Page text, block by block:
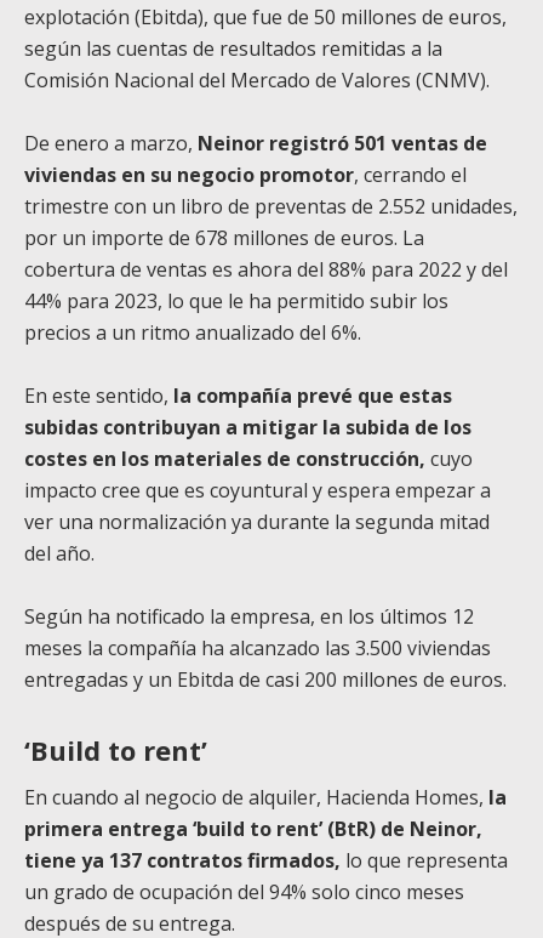
explotación (Ebitda), que fue de 50 millones de euros,
según las cuentas de resultados remitidas a la
Comisión Nacional del Mercado de Valores (CNMV).
De enero a marzo, Neinor registró 501 ventas de
viviendas en su negocio promotor, cerrando el
trimestre con un libro de preventas de 2.552 unidades,
por un importe de 678 millones de euros. La
cobertura de ventas es ahora del 88% para 2022 y del
44% para 2023, lo que le ha permitido subir los
precios a un ritmo anualizado del 6%.
En este sentido, la compañía prevé que estas
subidas contribuyan a mitigar la subida de los
costes en los materiales de construcción, cuyo
impacto cree que es coyuntural y espera empezar a
ver una normalización ya durante la segunda mitad
del año.
Según ha notificado la empresa, en los últimos 12
meses la compañía ha alcanzado las 3.500 viviendas
entregadas y un Ebitda de casi 200 millones de euros.
‘Build to rent’
En cuando al negocio de alquiler, Hacienda Homes, la
primera entrega ‘build to rent’ (BtR) de Neinor,
tiene ya 137 contratos firmados, lo que representa
un grado de ocupación del 94% solo cinco meses
después de su entrega.